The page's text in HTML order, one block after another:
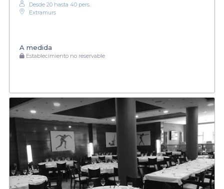
Desde 20 hasta 40 pers.
Extramurs
A medida
Establecimiento no reservable